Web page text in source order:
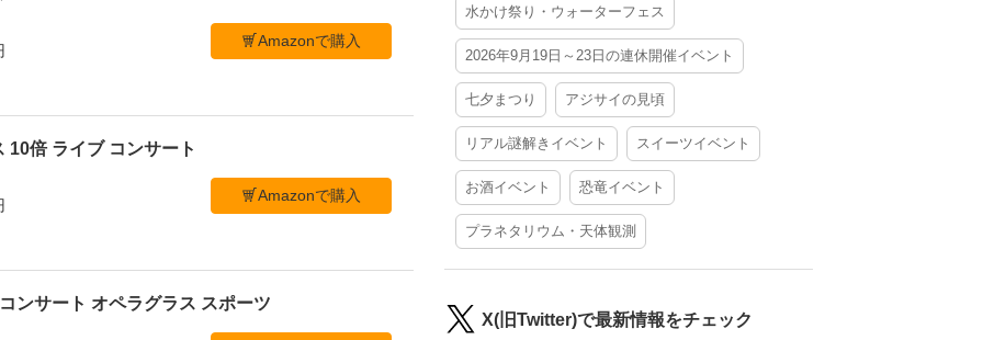
Amazonで購入
10倍 ライブ コンサート
Amazonで購入
ンサート オペラグラス スポーツ
水かけ祭り・ウォーターフェス
2026年9月19日～23日の連休開催イベント
七夕まつり アジサイの見頃
リアル謎解きイベント スイーツイベント
お酒イベント 恐竜イベント
プラネタリウム・天体観測
X(旧Twitter)で最新情報をチェック